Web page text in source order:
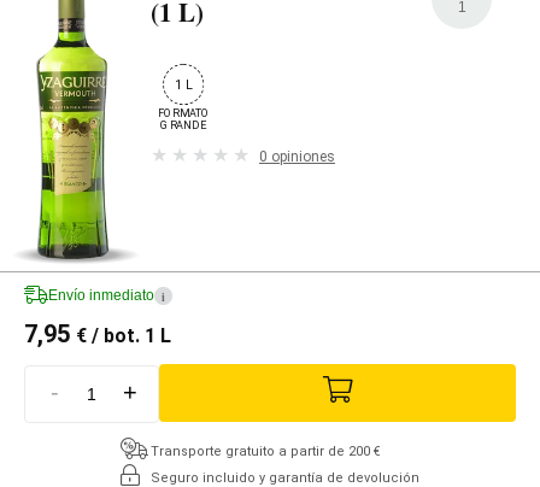
(1 L) 1
1 L
FORMATO
GRANDE
0 opiniones
Envío inmediato i
7,95 € / bot. 1 L
- +
Transporte gratuito a partir de 200 €
Seguro incluido y garantía de devolución